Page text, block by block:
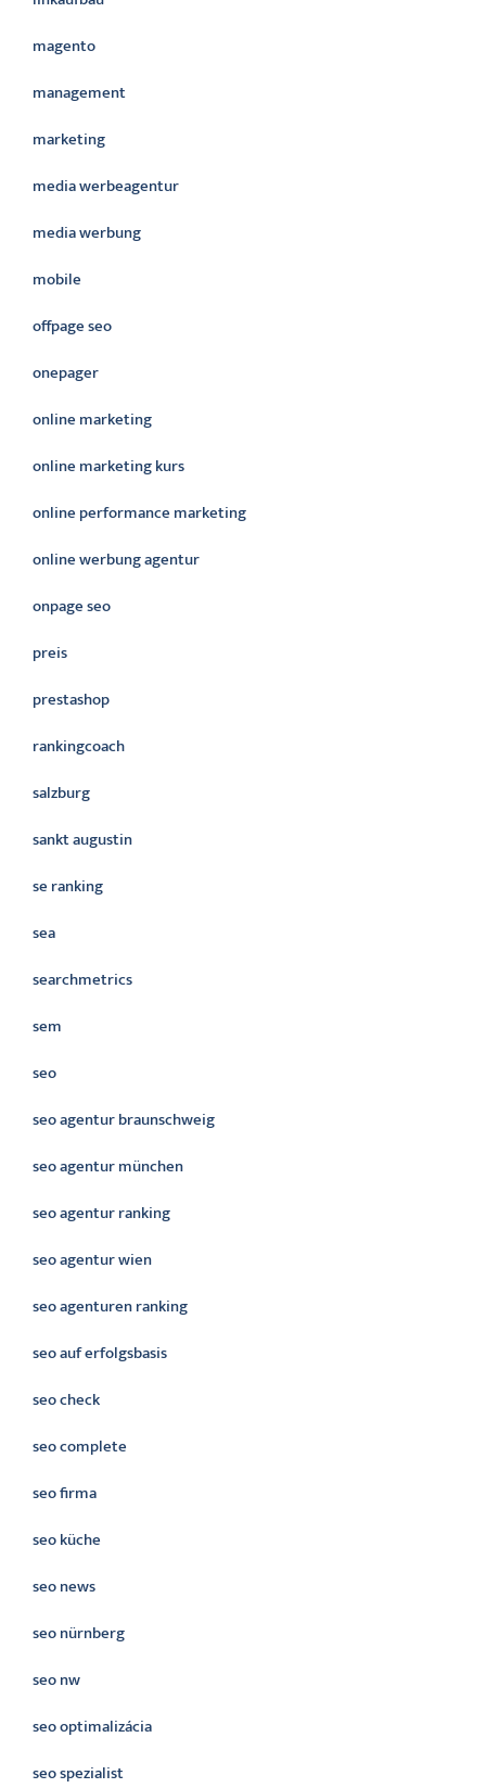
magento
management
marketing
media werbeagentur
media werbung
mobile
offpage seo
onepager
online marketing
online marketing kurs
online performance marketing
online werbung agentur
onpage seo
preis
prestashop
rankingcoach
salzburg
sankt augustin
se ranking
sea
searchmetrics
sem
seo
seo agentur braunschweig
seo agentur münchen
seo agentur ranking
seo agentur wien
seo agenturen ranking
seo auf erfolgsbasis
seo check
seo complete
seo firma
seo küche
seo news
seo nürnberg
seo nw
seo optimalizácia
seo spezialist